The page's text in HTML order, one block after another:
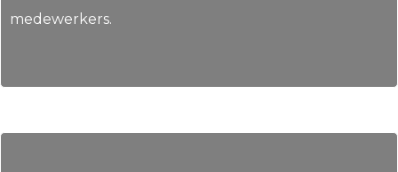
medewerkers.